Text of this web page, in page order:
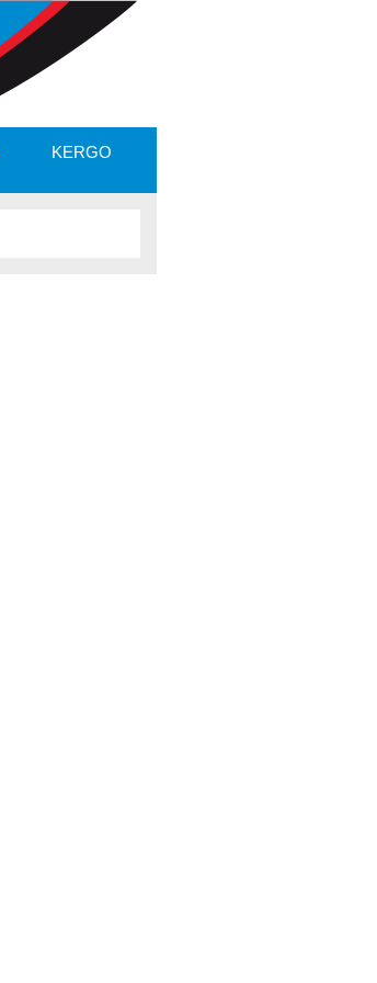
KERGO